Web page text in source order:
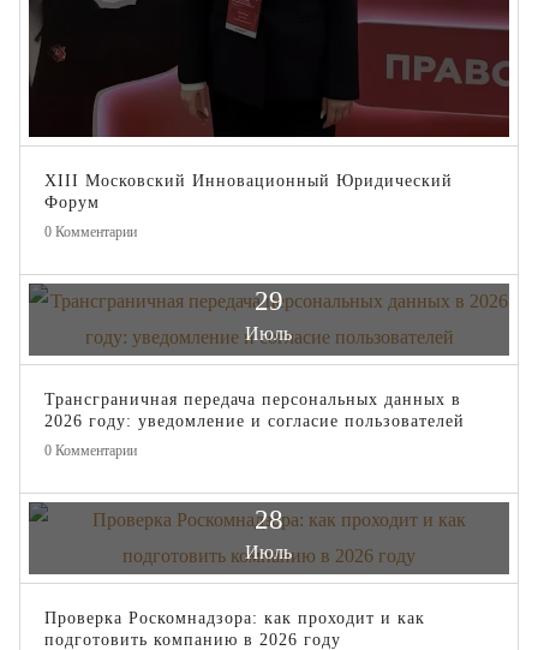
XIII Московский Инновационный Юридический
Форум
0 Комментарии
29
Июль
Трансграничная передача персональных данных в
2026 году: уведомление и согласие пользователей
0 Комментарии
28
Июль
Проверка Роскомнадзора: как проходит и как
подготовить компанию в 2026 году